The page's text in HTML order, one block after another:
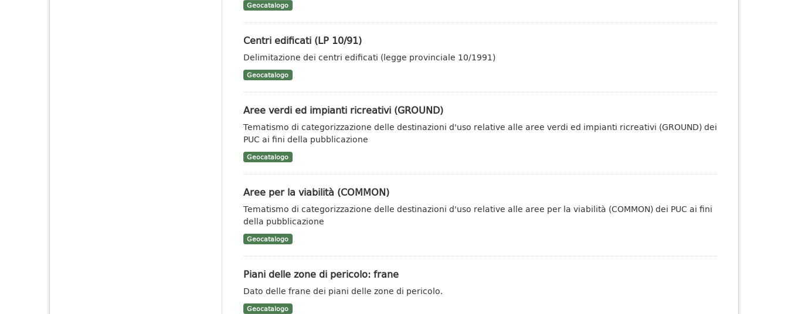
Geocatalogo
Centri edificati (LP 10/91)
Delimitazione dei centri edificati (legge provinciale 10/1991)
Geocatalogo
Aree verdi ed impianti ricreativi (GROUND)
Tematismo di categorizzazione delle destinazioni d'uso relative alle aree verdi ed impianti ricreativi (GROUND) dei
PUC ai fini della pubblicazione
Geocatalogo
Aree per la viabilità (COMMON)
Tematismo di categorizzazione delle destinazioni d'uso relative alle aree per la viabilità (COMMON) dei PUC ai fini
della pubblicazione
Geocatalogo
Piani delle zone di pericolo: frane
Dato delle frane dei piani delle zone di pericolo.
Geocatalogo